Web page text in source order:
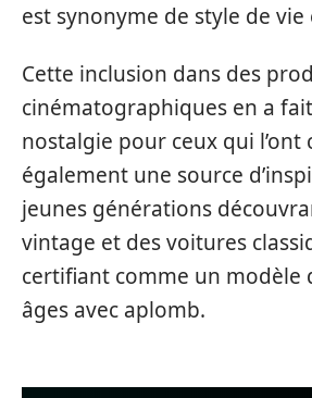
est synonyme de style de
Cette inclusion dans des
cinématographiques en a
nostalgie pour ceux qui l’ont
également une source
jeunes générations
vintage et des voitures
certifiant comme un modèle
âges avec aplomb.